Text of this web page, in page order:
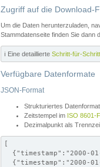
Zugriff auf die Download-
Um die Daten herunterzuladen,
Stammdatenseite finden Sie dann
ℹ️ Eine detaillierte Schritt-für-
Verfügbare Datenformate
JSON-Format
Strukturiertes
Zeitstempel im ISO 8601-
Dezimalpunkt als
[
{"timestamp":"2000-
{"timestamp":"2000-